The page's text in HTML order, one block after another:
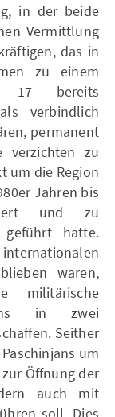
in der beide
Vermittlung
das in
zu einem
17 bereits
verbindlich
permanent
verzichten zu
um die Region
Jahren bis
und zu
geführt hatte.
internationalen
waren,
militärische
in zwei
Seither
um
Öffnung der
auch mit
soll. Dies